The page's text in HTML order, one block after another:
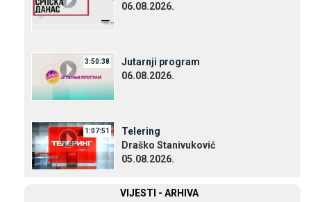
06.08.2026.
3:50:38
Јutarnji program
06.08.2026.
1:07:51
Telering
Draško Stanivuković
05.08.2026.
VIЈESTI - ARHIVA